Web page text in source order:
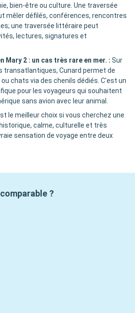
bien-être ou culture. Une traversée
mêler défilés, conférences, rencontres
une traversée littéraire peut
lectures, signatures et
Mary 2 : un cas très rare en mer. : Sur
transatlantiques, Cunard permet de
chats via des chenils dédiés. C'est un
pour les voyageurs qui souhaitent
sans avion avec leur animal.
le meilleur choix si vous cherchez une
calme, culturelle et très
sensation de voyage entre deux
?